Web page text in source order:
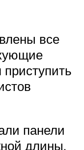
все
панели
длины,